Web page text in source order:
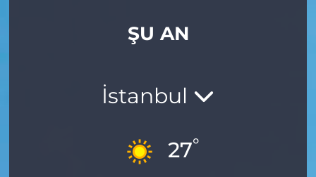
ŞU AN
İstanbul
27°